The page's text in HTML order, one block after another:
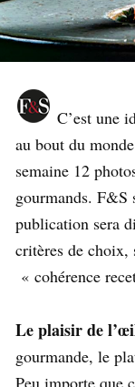
C’est une
au bout du
semaine 12
gourmands. F&S
publication sera
critères de
« cohérence
Le plaisir de
gourmande, le
Peu importe que